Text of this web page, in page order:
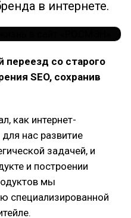
в интернете.
переезд со старого
SEO, сохранив
как интернет-
нас развитие
задачей, и
и построении
мы
специализированной